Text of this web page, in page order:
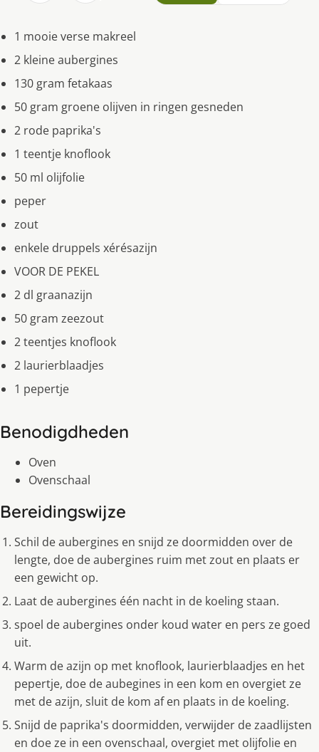
1 mooie verse makreel
2 kleine aubergines
130 gram fetakaas
50 gram groene olijven in ringen gesneden
2 rode paprika's
1 teentje knoflook
50 ml olijfolie
peper
zout
enkele druppels xérésazijn
VOOR DE PEKEL
2 dl graanazijn
50 gram zeezout
2 teentjes knoflook
2 laurierblaadjes
1 pepertje
Benodigdheden
Oven
Ovenschaal
Bereidingswijze
Schil de aubergines en snijd ze doormidden over de
lengte, doe de aubergines ruim met zout en plaats er
een gewicht op.
Laat de aubergines één nacht in de koeling staan.
spoel de aubergines onder koud water en pers ze goed
uit.
Warm de azijn op met knoflook, laurierblaadjes en het
pepertje, doe de aubegines in een kom en overgiet ze
met de azijn, sluit de kom af en plaats in de koeling.
Snijd de paprika's doormidden, verwijder de zaadlijsten
en doe ze in een ovenschaal, overgiet met olijfolie en